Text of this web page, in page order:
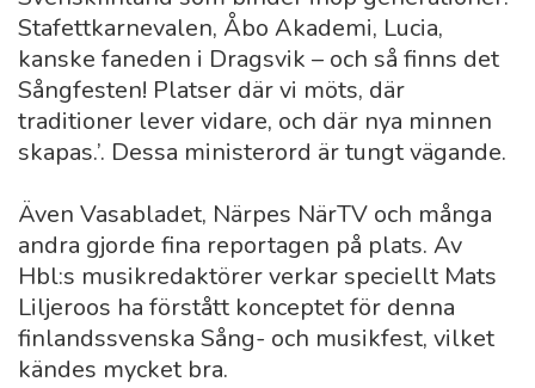
Stafettkarnevalen, Åbo Akademi, Lucia,
kanske faneden i Dragsvik – och så finns det
Sångfesten! Platser där vi möts, där
traditioner lever vidare, och där nya minnen
skapas.’. Dessa ministerord är tungt vägande.
Även Vasabladet, Närpes NärTV och många
andra gjorde fina reportagen på plats. Av
Hbl:s musikredaktörer verkar speciellt Mats
Liljeroos ha förstått konceptet för denna
finlandssvenska Sång- och musikfest, vilket
kändes mycket bra.